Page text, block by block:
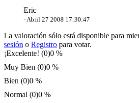
Eric
- Abril 27 2008 17:30:47
La valoración sólo está disponible para
sesión o Registro para votar.
¡Excelente! (0)0 %
Muy Bien (0)0 %
Bien (0)0 %
Normal (0)0 %